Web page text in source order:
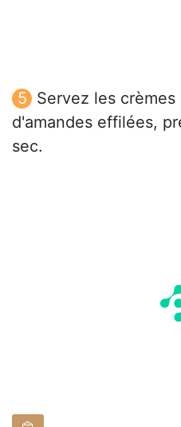
Servez les crèmes
d'amandes effilées,
sec.